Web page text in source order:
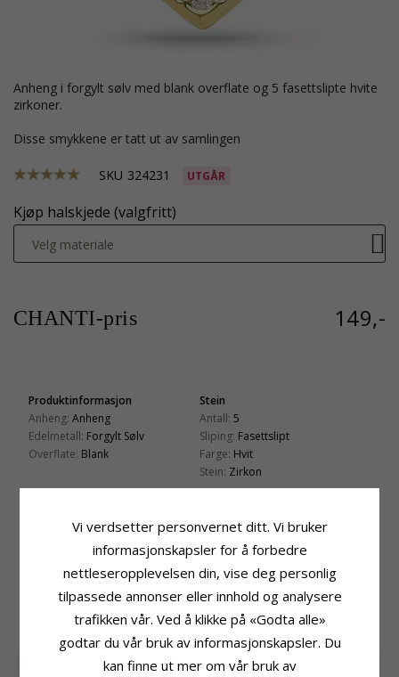
anheng i forgylt sølv med blank overflate og 5 fasettslipte hvite
zirkoner.
Disse smykkene er tatt ut av samlingen
SKU 324231 UTGÅR
Kjøp halskjede (valgfritt)
Velg materiale
CHANTI-pris 149,-
Produktinformasjon
Anheng: Anheng
Edelmetall: Forgylt Sølv
Overflate: Blank
Stein
Antall: 5
Sliping: Fasettslipt
Farge: Hvit
Stein: Zirkon
12,0 mm
Passer Til Gullkjede Med Bredde
Venezia Max: 1,3 mm
KUNDER KJØPER OGSÅ
40%
Vi verdsetter personvernet ditt. Vi bruker
informasjonskapsler for å forbedre
nettleseropplevelsen din, vise deg personlig
tilpassede annonser eller innhold og analysere
trafikken vår. Ved å klikke på «Godta alle»
godtar du vår bruk av informasjonskapsler. Du
kan finne ut mer om vår bruk av